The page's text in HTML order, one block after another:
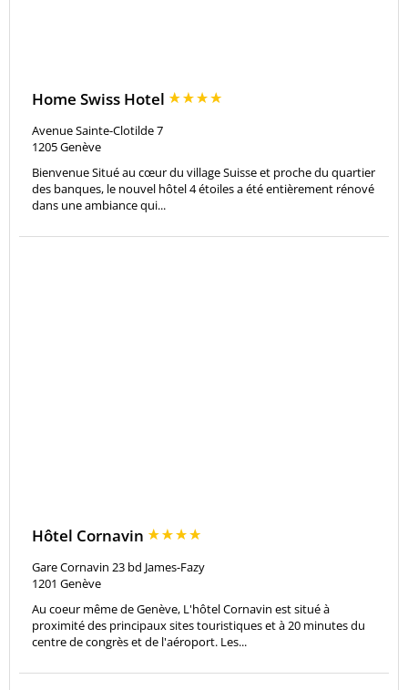
Home Swiss Hotel
Avenue Sainte-Clotilde 7
1205Genève
Bienvenue Situé au cœur du village Suisse et proche du quartier
des banques, le nouvel hôtel 4 étoiles a été entièrement rénové
dans une ambiance qui...
Hôtel Cornavin
Gare Cornavin 23 bd James-Fazy
1201 Genève
Au coeur même de Genève, L'hôtel Cornavin est situé à
proximité des principaux sites touristiques et à 20 minutes du
centre de congrès et de l'aéroport. Les...